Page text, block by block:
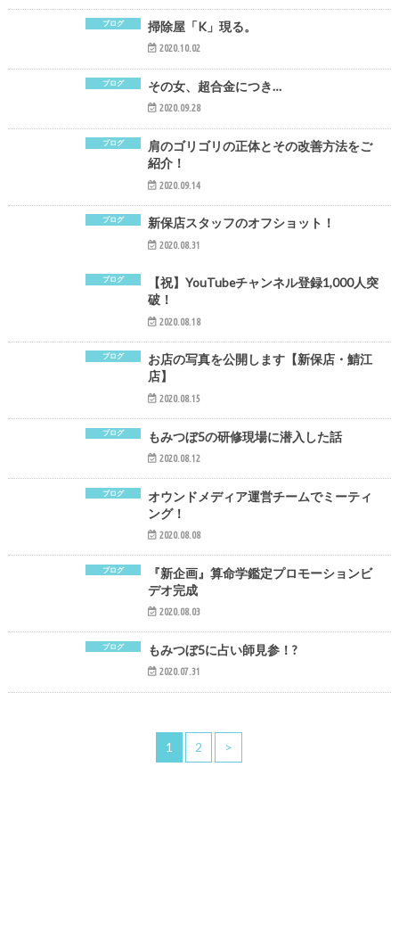
ブログ 掃除屋「K」現る。
2020.10.02
ブログ その女、超合金につき…
2020.09.28
ブログ
肩のゴリゴリの正体とその改善方法をご
紹介！
2020.09.14
ブログ 新保店スタッフのオフショット！
2020.08.31
ブログ
【祝】YouTubeチャンネル登録1,000人突
破！
2020.08.18
ブログ
お店の写真を公開します【新保店・鯖江
店】
2020.08.15
ブログ もみつぼ5の研修現場に潜入した話
2020.08.12
ブログ
オウンドメディア運営チームでミーティ
ング！
2020.08.08
ブログ
『新企画』算命学鑑定プロモーションビ
デオ完成
2020.08.03
ブログ もみつぼ5に占い師見参！?
2020.07.31
1 2 >